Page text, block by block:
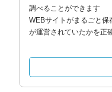
調べることができます
WEBサイトがまるごと保
が運営されていたかを正